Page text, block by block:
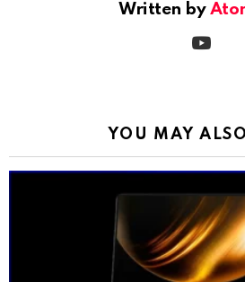
Written by
YOU MAY